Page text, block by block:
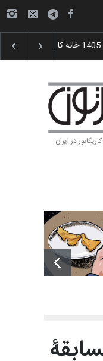
سوم…
در ایران